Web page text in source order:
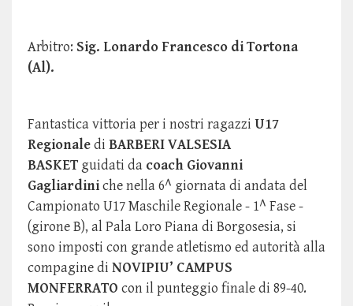
Arbitro: Sig. Lonardo Francesco di Tortona
(Al).
Fantastica vittoria per i nostri ragazzi U17
Regionaledi BARBERI VALSESIA
BASKET guidati da coach Giovanni
Gagliardiniche nella 6^ giornata di andata del
Campionato U17 Maschile Regionale - 1^ Fase -
(girone B), al Pala Loro Piana di Borgosesia, si
sono imposti con grande atletismo ed autorità alla
compagine di NOVIPIU’ CAMPUS
MONFERRATO con il punteggio finale di 89-40.